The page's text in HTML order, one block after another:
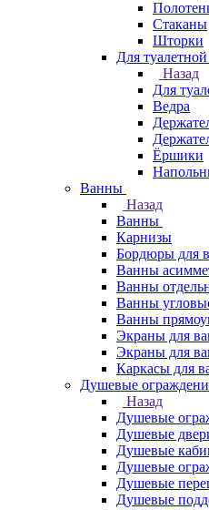
Стаканы
Шторки
Для
Назад
Для
Ведра
Ёршики
Ванны
Назад
Ванны
Карнизы
Бордюры для
Ванны
Ванны
Ванны
Ванны
Экраны для
Экраны для
Каркасы для
Душевые
Назад
Душевые
Душевые
Душевые
Душевые
Душевые
Душевые